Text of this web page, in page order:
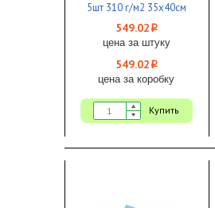
5шт 310 г/м2 35х40см
желтый 1/4 IWIPE
549.02 i
цена за штуку
549.02 i
цена за коробку
Купить